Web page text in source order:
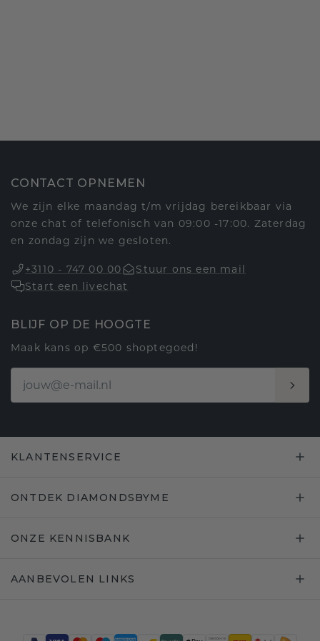
CONTACT OPNEMEN
We zijn elke maandag t/m vrijdag bereikbaar via
onze chat of telefonisch van 09:00 -17:00. Zaterdag
en zondag zijn we gesloten.
+3110 - 747 00 00
Stuur ons een mail
Start een livechat
BLIJF OP DE HOOGTE
Maak kans op €500 shoptegoed!
KLANTENSERVICE
ONTDEK DIAMONDSBYME
ONZE KENNISBANK
AANBEVOLEN LINKS